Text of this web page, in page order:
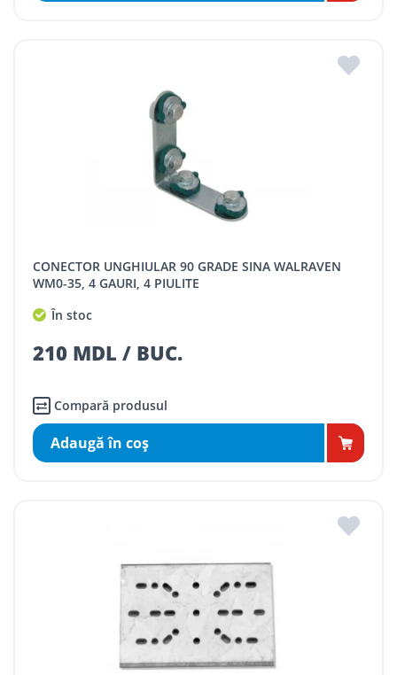
CONECTOR UNGHIULAR 90 GRADE SINA WALRAVEN
WM0-35, 4 GAURI, 4 PIULITE
În stoc
210 MDL / BUC.
Compară produsul
Adaugă în coş